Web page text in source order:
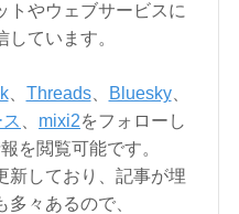
トやウェブサービスに
ています。
、 Threads、 Bluesky、
mixi2をフォローし
を閲覧可能です。
新しており、記事が埋
々あるので、